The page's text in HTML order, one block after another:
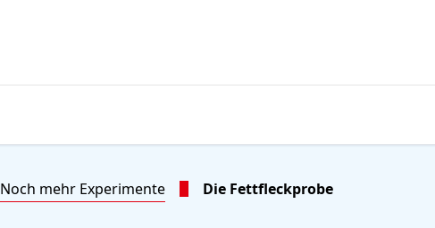
Noch mehr Experimente Die Fettfleckprobe